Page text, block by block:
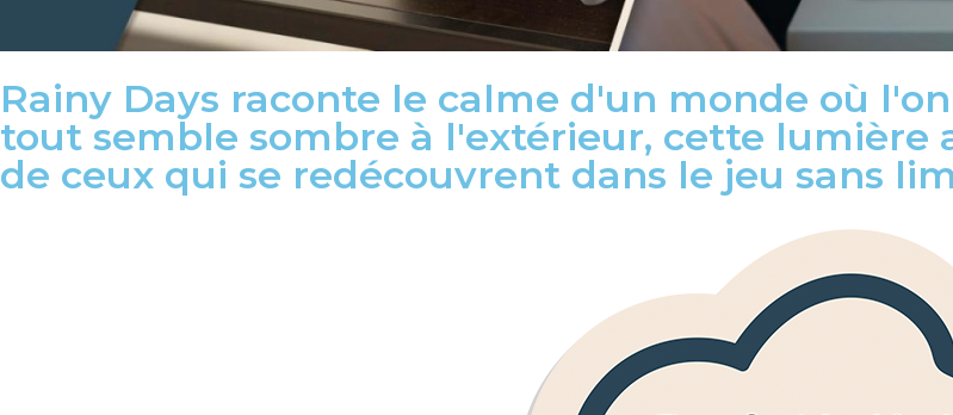
Rainy Days raconte le calme d'un monde où
tout semble sombre à l'extérieur, cette lumière
de ceux qui se redécouvrent dans le jeu sans